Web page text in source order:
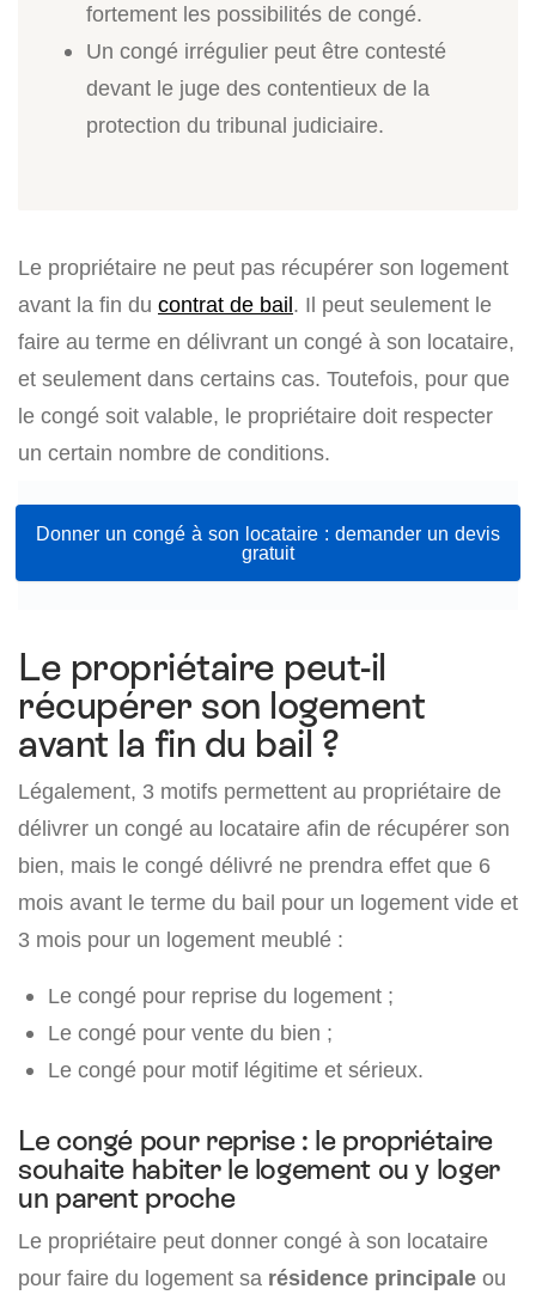
fortement les possibilités de congé.
Un congé irrégulier peut être contesté
devant le juge des contentieux de la
protection du tribunal judiciaire.
Le propriétaire ne peut pas récupérer son logement
avant la fin du contrat de bail. Il peut seulement le
faire au terme en délivrant un congé à son locataire,
et seulement dans certains cas. Toutefois, pour que
le congé soit valable, le propriétaire doit respecter
un certain nombre de conditions.
Donner un congé à son locataire : demander un devis
gratuit
Le propriétaire peut-il
récupérer son logement
avant la fin du bail ?
Légalement, 3 motifs permettent au propriétaire de
délivrer un congé au locataire afin de récupérer son
bien, mais le congé délivré ne prendra effet que 6
mois avant le terme du bail pour un logement vide et
3 mois pour un logement meublé :
Le congé pour reprise du logement ;
Le congé pour vente du bien ;
Le congé pour motif légitime et sérieux.
Le congé pour reprise : le propriétaire
souhaite habiter le logement ou y loger
un parent proche
Le propriétaire peut donner congé à son locataire
pour faire du logement sa résidence principale ou